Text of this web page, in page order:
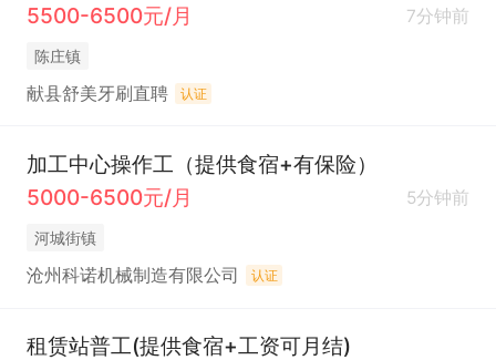
5500-6500元/月 7分钟前
陈庄镇
献县舒美牙刷直聘 认证
加工中心操作工（提供食宿+有保险）
5000-6500元/月
5分钟前
河城街镇
沧州科诺机械制造有限公司 认证
租赁站普工(提供食宿+工资可月结)